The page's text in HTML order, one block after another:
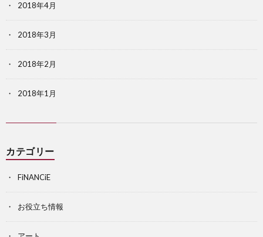
2018年4月
2018年3月
2018年2月
2018年1月
カテゴリー
FiNANCiE
お役立ち情報